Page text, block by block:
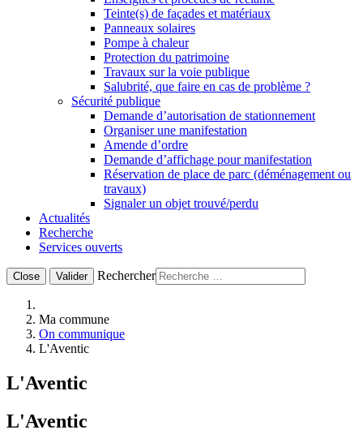
Teinte(s) de façades et matériaux
Panneaux solaires
Pompe à chaleur
Protection du patrimoine
Travaux sur la voie publique
Salubrité, que faire en cas de problème ?
Sécurité publique
Demande d’autorisation de stationnement
Organiser une manifestation
Amende d’ordre
Demande d’affichage pour manifestation
Réservation de place de parc (déménagement ou
travaux)
Signaler un objet trouvé/perdu
Actualités
Recherche
Services ouverts
Close Valider Rechercher
Ma commune
On communique
L'Aventic
L'Aventic
L'Aventic